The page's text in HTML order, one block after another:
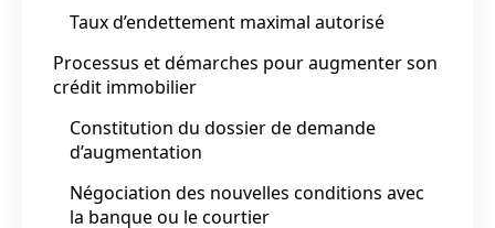
Taux d’endettement maximal autorisé
Processus et démarches pour augmenter son
crédit immobilier
Constitution du dossier de demande
d’augmentation
Négociation des nouvelles conditions avec
la banque ou le courtier